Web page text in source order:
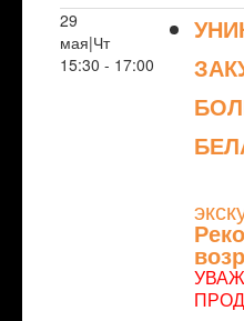
29
мая|Чт
15:30 - 17:00